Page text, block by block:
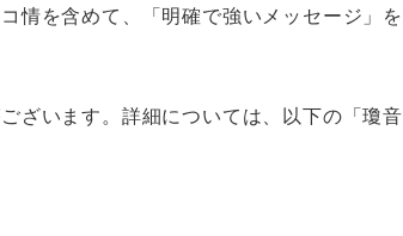
情を含めて、「明確で強いメッセージ」を
ざいます。詳細については、以下の「瓊音